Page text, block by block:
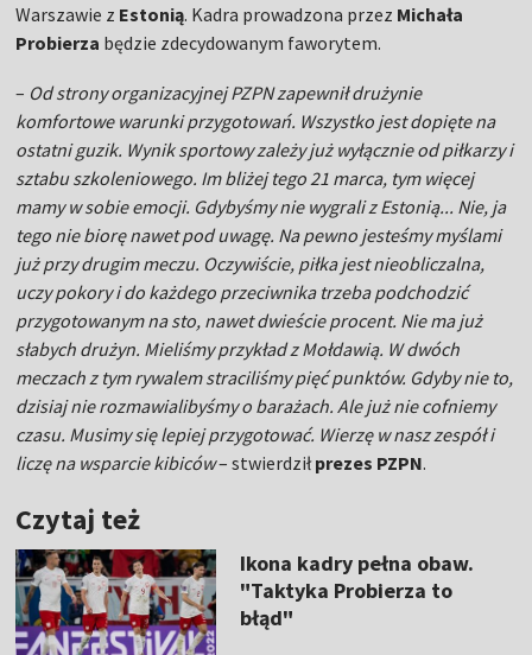
Warszawie z Estonią. Kadra prowadzona przez Michała
Probierza będzie zdecydowanym faworytem.
– Od strony organizacyjnej PZPN zapewnił drużynie
komfortowe warunki przygotowań. Wszystko jest dopięte na
ostatni guzik. Wynik sportowy zależy już wyłącznie od piłkarzy i
sztabu szkoleniowego. Im bliżej tego 21 marca, tym więcej
mamy w sobie emocji. Gdybyśmy nie wygrali z Estonią... Nie, ja
tego nie biorę nawet pod uwagę. Na pewno jesteśmy myślami
już przy drugim meczu. Oczywiście, piłka jest nieobliczalna,
uczy pokory i do każdego przeciwnika trzeba podchodzić
przygotowanym na sto, nawet dwieście procent. Nie ma już
słabych drużyn. Mieliśmy przykład z Mołdawią. W dwóch
meczach z tym rywalem straciliśmy pięć punktów. Gdyby nie to,
dzisiaj nie rozmawialibyśmy o barażach. Ale już nie cofniemy
czasu. Musimy się lepiej przygotować. Wierzę w nasz zespół i
liczę na wsparcie kibiców– stwierdziłprezes PZPN.
Czytaj też
Ikona kadry pełna obaw.
"Taktyka Probierza to
błąd"